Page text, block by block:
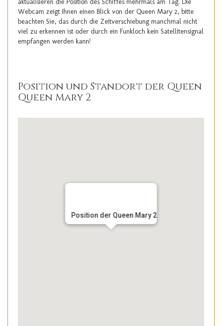
aktualisieren die Position des Schiffes mehrmals am Tag. Die
Webcam zeigt Ihnen einen Blick von der Queen Mary 2, bitte
beachten Sie, das durch die Zeitverschiebung manchmal nicht
viel zu erkennen ist oder durch ein Funkloch kein Satellitensignal
empfangen werden kann!
Position und Standort der Queen
Queen Mary 2
Position der Queen Mary 2